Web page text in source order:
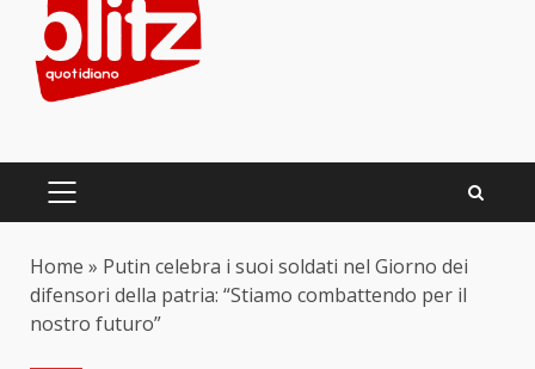
content
PRIMARY
Home » Putin celebra i suoi soldati nel Giorno dei
difensori della patria: “Stiamo combattendo per il
nostro futuro”